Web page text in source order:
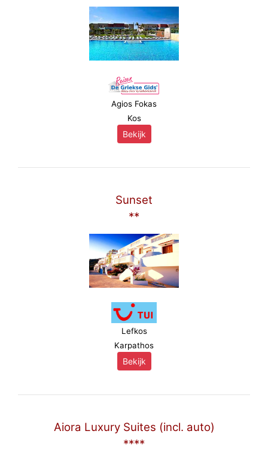
Agios Fokas
Kos
Bekijk
Sunset
**
Lefkos
Karpathos
Bekijk
Aiora Luxury Suites (incl. auto)
****